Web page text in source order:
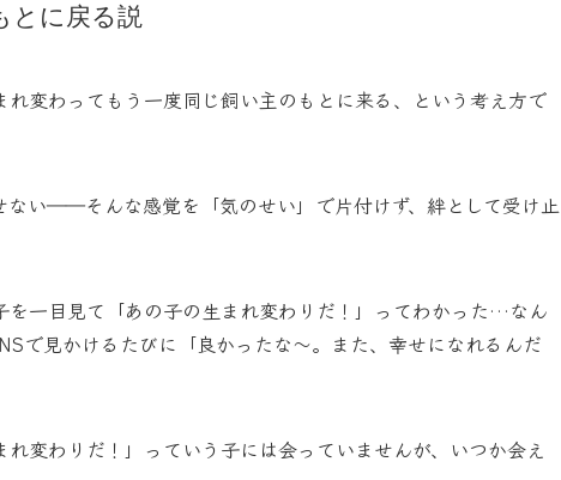
とに戻る説
れ変わって もう一度同じ飼い主のもとに来る 、という考え方で
ない――そんな感覚を「気のせい」で片付けず、絆として受け止
を一目見て「あの子の生まれ変わりだ！」ってわかった…なん
で見かけるたびに「良かったな～。また、幸せになれるんだ
変わりだ！」っていう子には会っていませんが、いつか会え